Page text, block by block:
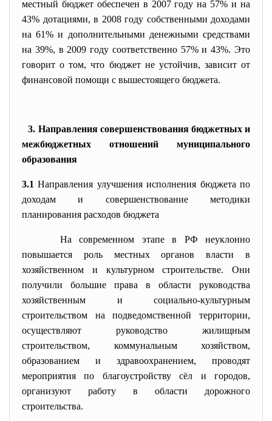
местный бюджет обеспечен в 2007 году на 57% и на
43% дотациями, в 2008 году собственными доходами
на 61% и дополнительными денежными средствами
на 39%, в 2009 году соответственно 57% и 43%. Это
говорит о том, что бюджет не устойчив, зависит от
финансовой помощи с вышестоящего бюджета.
3. Направления совершенствования бюджетных и
межбюджетных отношений муниципального
образования
3.1Направления улучшения исполнения бюджета по
доходам и совершенствование методики
планирования расходов бюджета
На современном этапе в РФ неуклонно
повышается роль местных органов власти в
хозяйственном и культурном строительстве. Они
получили большие права в области руководства
хозяйственным и социально-культурным
строительством на подведомственной территории,
осуществляют руководство жилищным
строительством, коммунальным хозяйством,
образованием и здравоохранением, проводят
мероприятия по благоустройству сёл и городов,
организуют работу в области дорожного
строительства.